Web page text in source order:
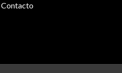
Contacto